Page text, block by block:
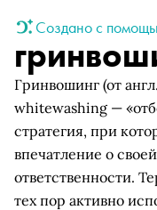
Создано с
Гринвошинг (от
whitewashing —
стратегия, при
впечатление о
ответственности.
тех пор активно